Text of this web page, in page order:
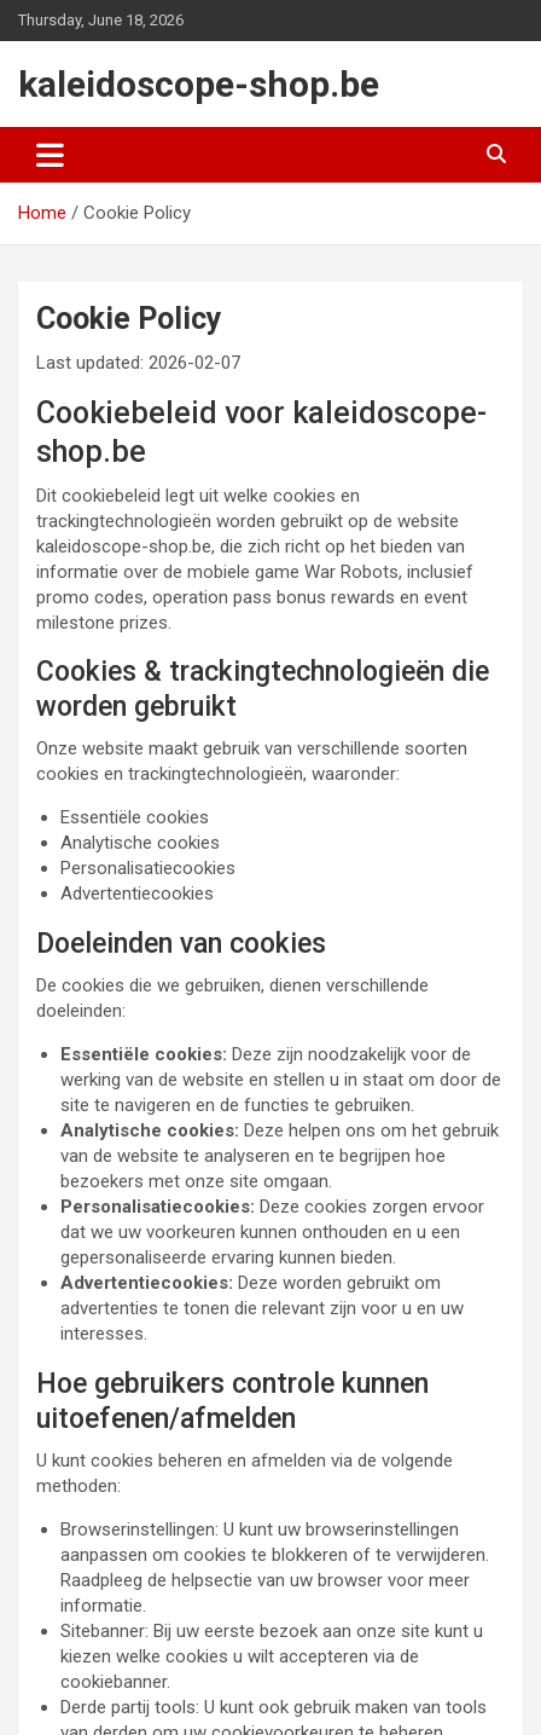
Skip
to
Thursday, June 18, 2026
kaleidoscope-shop.be
Home Cookie Policy
Cookie Policy
Last updated: 2026-02-07
Cookiebeleid voor kaleidoscope-
shop.be
Dit cookiebeleid legt uit welke cookies en
trackingtechnologieën worden gebruikt op de website
kaleidoscope-shop.be, die zich richt op het bieden van
informatie over de mobiele game War Robots, inclusief
promo codes, operation pass bonus rewards en event
milestone prizes.
Cookies & trackingtechnologieën die
worden gebruikt
Onze website maakt gebruik van verschillende soorten
cookies en trackingtechnologieën, waaronder:
Essentiële cookies
Analytische cookies
Personalisatiecookies
Advertentiecookies
Doeleinden van cookies
De cookies die we gebruiken, dienen verschillende
doeleinden:
Essentiële cookies: Deze zijn noodzakelijk voor de
werking van de website en stellen u in staat om door de
site te navigeren en de functies te gebruiken.
Analytische cookies: Deze helpen ons om het gebruik
van de website te analyseren en te begrijpen hoe
bezoekers met onze site omgaan.
Personalisatiecookies: Deze cookies zorgen ervoor
dat we uw voorkeuren kunnen onthouden en u een
gepersonaliseerde ervaring kunnen bieden.
Advertentiecookies: Deze worden gebruikt om
advertenties te tonen die relevant zijn voor u en uw
interesses.
Hoe gebruikers controle kunnen
uitoefenen/afmelden
U kunt cookies beheren en afmelden via de volgende
methoden:
Browserinstellingen: U kunt uw browserinstellingen
aanpassen om cookies te blokkeren of te verwijderen.
Raadpleeg de helpsectie van uw browser voor meer
informatie.
Sitebanner: Bij uw eerste bezoek aan onze site kunt u
kiezen welke cookies u wilt accepteren via de
cookiebanner.
Derde partij tools: U kunt ook gebruik maken van tools